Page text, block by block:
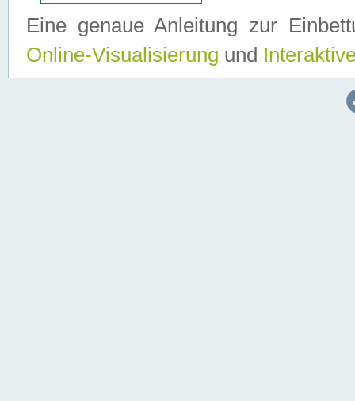
Eine genaue Anleitung zur
Online-Visualisierung und